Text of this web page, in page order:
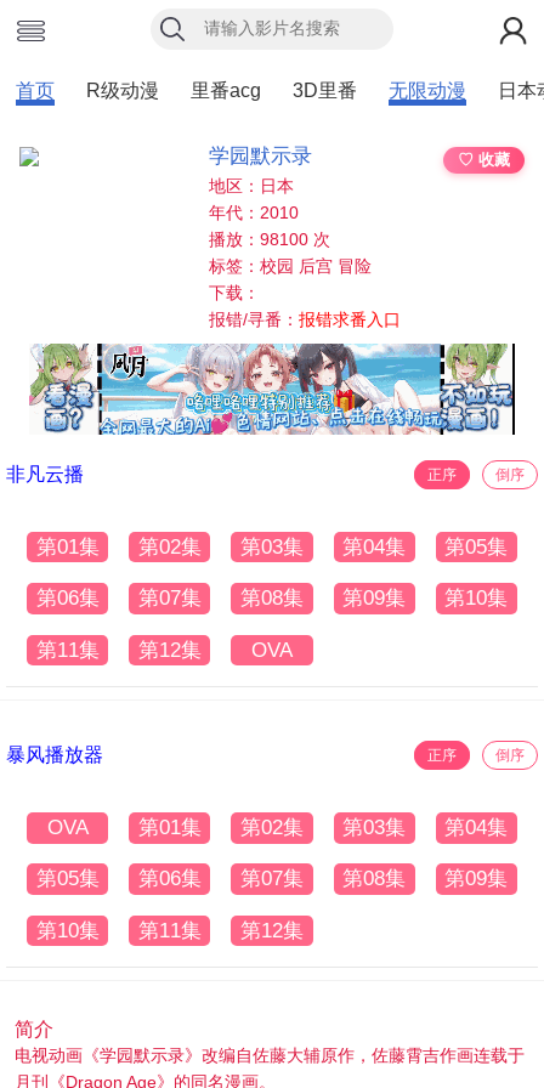
首页 R级动漫 里番acg 3D里番 无限动漫 日本
学园默示录
♡ 收藏
地区：日本
年代：2010
播放：98100 次
标签：校园 后宫 冒险
下载：
报错/寻番：报错求番入口
非凡云播 正序 倒序
第01集 第02集 第03集 第04集 第05集
第06集 第07集 第08集 第09集 第10集
第11集 第12集 OVA
暴风播放器 正序 倒序
OVA 第01集 第02集 第03集 第04集
第05集 第06集 第07集 第08集 第09集
第10集 第11集 第12集
简介
电视动画《学园默示录》改编自佐藤大辅原作，佐藤霄吉作画连载于
月刊《Dragon Age》的同名漫画。